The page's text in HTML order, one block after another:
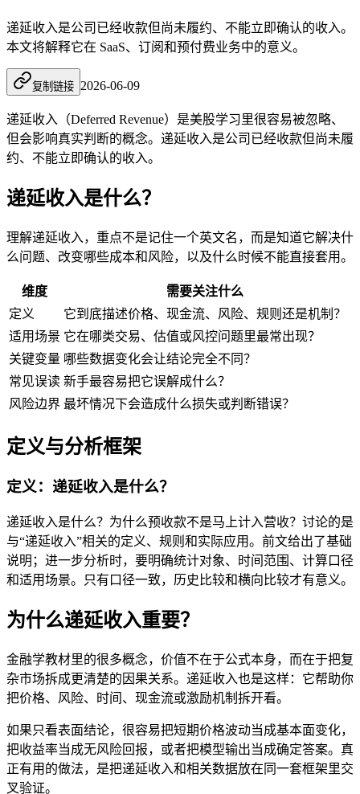
递延收入是公司已经收款但尚未履约、不能立即确认的收入。
本文将解释它在 SaaS、订阅和预付费业务中的意义。
复制链接 2026-06-09
递延收入（Deferred Revenue）是美股学习里很容易被忽略、
但会影响真实判断的概念。递延收入是公司已经收款但尚未履
约、不能立即确认的收入。
递延收入是什么？
理解递延收入，重点不是记住一个英文名，而是知道它解决什
么问题、改变哪些成本和风险，以及什么时候不能直接套用。
维度
需要关注什么
定义
它到底描述价格、现金流、风险、规则还是机制？
适用场景 它在哪类交易、估值或风控问题里最常出现？
关键变量 哪些数据变化会让结论完全不同？
常见误读 新手最容易把它误解成什么？
风险边界 最坏情况下会造成什么损失或判断错误？
定义与分析框架
定义：递延收入是什么？
递延收入是什么？为什么预收款不是马上计入营收？讨论的是
与“递延收入”相关的定义、规则和实际应用。前文给出了基础
说明；进一步分析时，要明确统计对象、时间范围、计算口径
和适用场景。只有口径一致，历史比较和横向比较才有意义。
为什么递延收入重要？
金融学教材里的很多概念，价值不在于公式本身，而在于把复
杂市场拆成更清楚的因果关系。递延收入也是这样：它帮助你
把价格、风险、时间、现金流或激励机制拆开看。
如果只看表面结论，很容易把短期价格波动当成基本面变化，
把收益率当成无风险回报，或者把模型输出当成确定答案。真
正有用的做法，是把递延收入和相关数据放在同一套框架里交
叉验证。